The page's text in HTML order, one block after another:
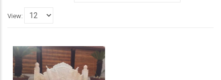
View: